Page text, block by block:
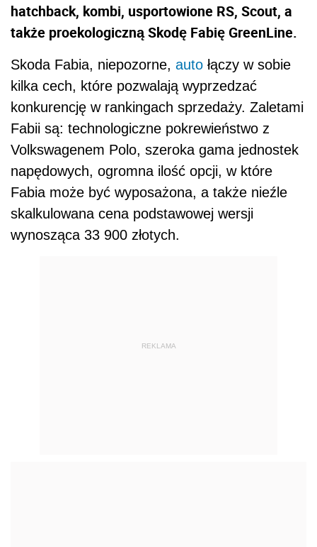
hatchback, kombi, usportowione RS, Scout, a
także proekologiczną Skodę Fabię GreenLine.
Skoda Fabia, niepozorne, auto łączy w sobie
kilka cech, które pozwalają wyprzedzać
konkurencję w rankingach sprzedaży. Zaletami
Fabii są: technologiczne pokrewieństwo z
Volkswagenem Polo, szeroka gama jednostek
napędowych, ogromna ilość opcji, w które
Fabia może być wyposażona, a także nieźle
skalkulowana cena podstawowej wersji
wynosząca 33 900 złotych.
REKLAMA